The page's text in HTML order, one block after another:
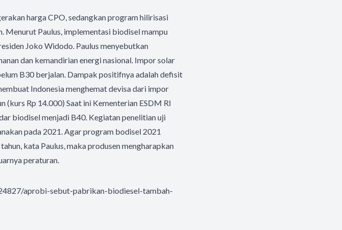
harga CPO, sedangkan program hilirisasi
Paulus, implementasi biodisel mampu
Joko Widodo. Paulus menyebutkan
dan kemandirian energi nasional. Impor solar
B30 berjalan. Dampak positifnya adalah defisit
Indonesia menghemat devisa dari impor
(kurs Rp 14.000) Saat ini Kementerian ESDM RI
biodisel menjadi B40. Kegiatan penelitian uji
pada 2021. Agar program bodisel 2021
kata Paulus, maka produsen mengharapkan
peraturan.
aprobi-sebut-pabrikan-biodiesel-tambah-